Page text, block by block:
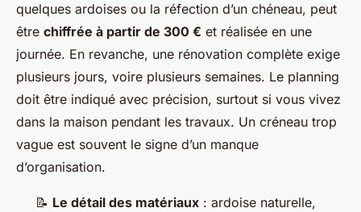
quelques ardoises ou la réfection d’un chéneau, peut
être chiffrée à partir de 300 € et réalisée en une
journée. En revanche, une rénovation complète exige
plusieurs jours, voire plusieurs semaines. Le planning
doit être indiqué avec précision, surtout si vous vivez
dans la maison pendant les travaux. Un créneau trop
vague est souvent le signe d’un manque
d’organisation.
📝 Le détail des matériaux : ardoise naturelle,